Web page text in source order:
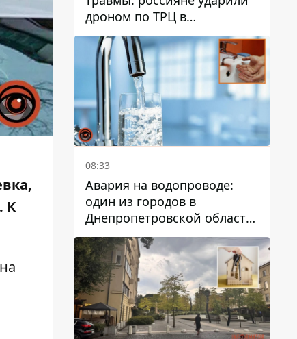
К
дроном по ТРЦ в
Павлограде, будет ли
работать заведение в
дальнейшем
08:33
Авария на водопроводе:
один из городов в
Днепропетровской области
остался без воды